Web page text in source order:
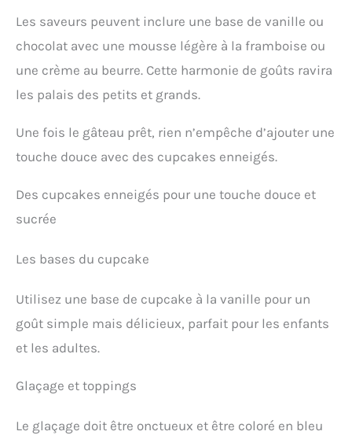
Les saveurs peuvent inclure une base de vanille ou
chocolat avec une mousse légère à la framboise ou
une crème au beurre. Cette harmonie de goûts ravira
les palais des petits et grands.
Une fois le gâteau prêt, rien n’empêche d’ajouter une
touche douce avec des cupcakes enneigés.
Des cupcakes enneigés pour une touche douce et
sucrée
Les bases du cupcake
Utilisez une base de cupcake à la vanille pour un
goût simple mais délicieux, parfait pour les enfants
et les adultes.
Glaçage et toppings
Le glaçage doit être onctueux et être coloré en bleu